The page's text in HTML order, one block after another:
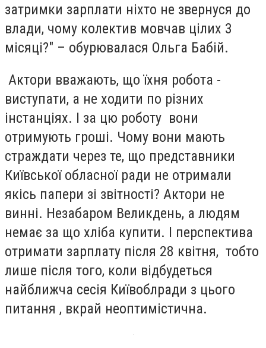
затримки зарплати ніхто не звернуся до
влади, чому колектив мовчав цілих 3
місяці?" – обурювалася Ольга Бабій.
Актори вважають, що їхня робота -
виступати, а не ходити по різних
інстанціях. І за цю роботу вони
отримують гроші. Чому вони мають
страждати через те, що представники
Київської обласної ради не отримали
якісь папери зі звітності? Актори не
винні. Незабаром Великдень, а людям
немає за що хліба купити. І перспектива
отримати зарплату після 28 квітня, тобто
лише після того, коли відбудеться
найближча сесія Київоблради з цього
питання , вкрай неоптимістична.